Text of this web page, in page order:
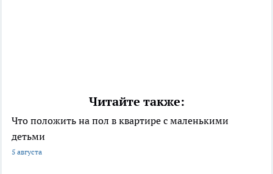
Читайте также:
Что положить на пол в квартире с маленькими
детьми
5 августа